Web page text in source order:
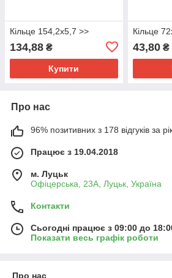
Кільце 154,2х5,7 >>
134,88 ₴
Купити
Кільце
43,80₴
Про нас
96% позитивних з 178 відгуків за
Працює з 19.04.2018
м. Луцьк
Офіцерська, 23А, Луцьк, Україна
Контакти
Сьогодні працює з 09:00 до
Показати весь графік роботи
Про нас